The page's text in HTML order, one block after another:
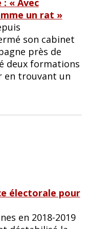
un rat »
son cabinet
près de
deux formations
en trouvant un
électorale pour
en 2018-2019